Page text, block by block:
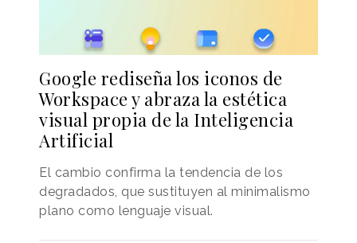
Google rediseña los iconos de
Workspace y abraza la estética
visual propia de la Inteligencia
Artificial
El cambio confirma la tendencia de los
degradados, que sustituyen al minimalismo
plano como lenguaje visual.